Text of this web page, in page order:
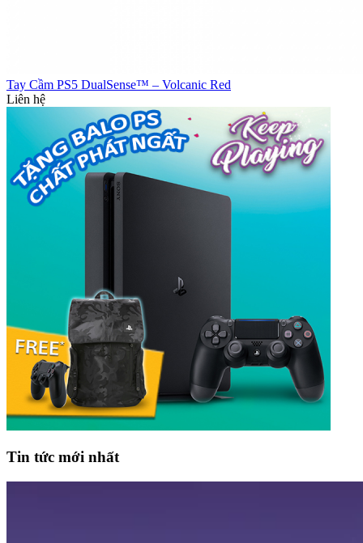
Tay Cầm PS5 DualSense™ – Volcanic Red
Liên hệ
Tin tức mới nhất